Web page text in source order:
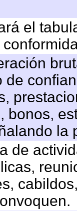
el
de
bonos,
la
de